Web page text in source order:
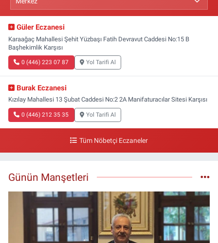
Güler Eczanesi
Karaağaç Mahallesi Şehit Yüzbaşı Fatih Devravut Caddesi No:15 B
Başhekimlik Karşısı
0 (446) 223 07 87 Yol Tarifi Al
Burak Eczanesi
Kızılay Mahallesi 13 Şubat Caddesi No:2 2A Manifaturacılar Sitesi Karşısı
0 (446) 212 35 35 Yol Tarifi Al
Tüm Nöbetçi Eczaneler
Günün Manşetleri